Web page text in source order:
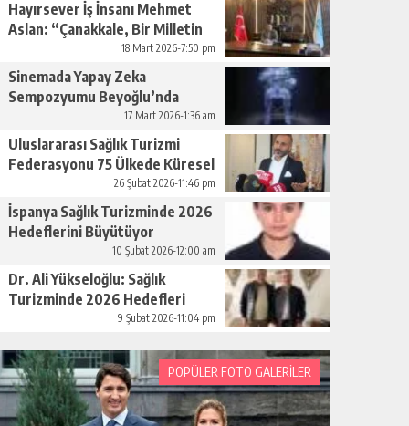
Hayırsever İş İnsanı Mehmet
Aslan: “Çanakkale, Bir Milletin
Yeniden Doğuşudur”18 Mart 2026-7:50 pm
Sinemada Yapay Zeka
Sempozyumu Beyoğlu’nda
17 Mart 2026-1:36 am
Uluslararası Sağlık Turizmi
Federasyonu 75 Ülkede Küresel
26 Şubat 2026-11:46 pm
İspanya Sağlık Turizminde 2026
Hedeflerini Büyütüyor
10 Şubat 2026-12:00 am
Dr. Ali Yükseloğlu: Sağlık
Turizminde 2026 Hedefleri
9 Şubat 2026-11:04 pm
POPÜLER FOTO GALERİLER